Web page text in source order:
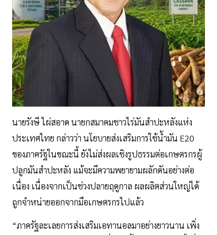
นายรังษี ไผ่สอาด นายกสมาคมชาวไร่มันสำปะหลังแห่ง
ประเทศไทย กล่าวว่า นโยบายส่งเสริมการใช้น้ำมัน E20
ของภาครัฐในขณะนี้ ยังไม่ส่งผลเชิงรูปธรรมต่อเกษตรกรผู้
ปลูกมันสำปะหลัง แม้จะมีความพยายามผลักดันอย่างต่อ
เนื่อง เนื่องจากเป็นช่วงปลายฤดูกาล ผลผลิตส่วนใหญ่ได้
ถูกจำหน่ายออกจากมือเกษตรกรไปแล้ว
“ภาครัฐละเลยการส่งเสริมเอทานอลมาอย่างยาวนาน เพิ่ง